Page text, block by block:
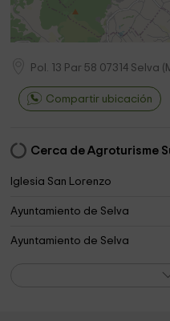
Pol. 13 Par 58 07314 Selva (
Compartir ubicación
Cerca de Agroturisme
Iglesia San Lorenzo
Ayuntamiento de Selva
Ayuntamiento de Selva